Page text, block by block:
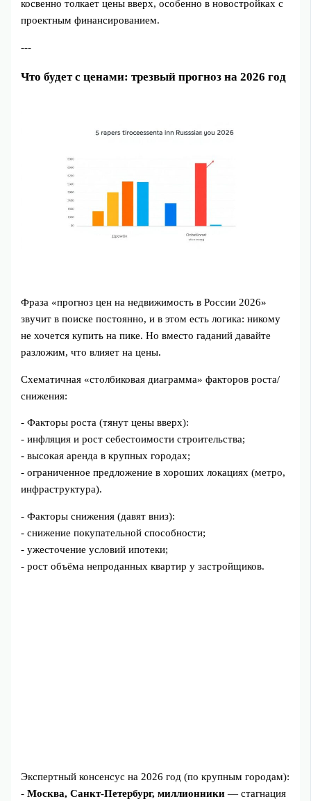
косвенно толкает цены вверх, особенно в новостройках с
проектным финансированием.
---
Что будет с ценами: трезвый прогноз на 2026 год
Фраза «прогноз цен на недвижимость в России 2026»
звучит в поиске постоянно, и в этом есть логика: никому
не хочется купить на пике. Но вместо гаданий давайте
разложим, что влияет на цены.
Схематичная «столбиковая диаграмма» факторов роста/
снижения:
- Факторы роста (тянут цены вверх):
- инфляция и рост себестоимости строительства;
- высокая аренда в крупных городах;
- ограниченное предложение в хороших локациях (метро,
инфраструктура).
- Факторы снижения (давят вниз):
- снижение покупательной способности;
- ужесточение условий ипотеки;
- рост объёма непроданных квартир у застройщиков.
Экспертный консенсус на 2026 год (по крупным городам):
-Москва, Санкт‑Петербург, миллионники — стагнация